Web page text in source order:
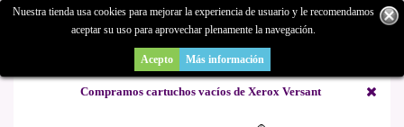
¿Buscas un repuesto de copiadora o buscas una de ocasión y no la
encuentras? Consúltanos.
Compramos cartuchos vacíos de Xerox Versant
Nuestra tienda usa cookies para mejorar la experiencia de usuario y le recomendamos
aceptar su uso para aprovechar plenamente la navegación.
Acepto Más información